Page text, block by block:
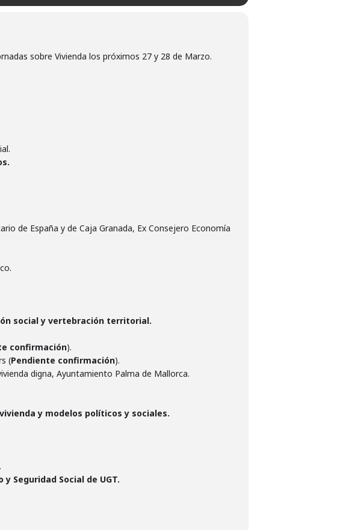
sobre Vivienda los próximos 27 y 28 de Marzo.
de España y de Caja Granada, Ex Consejero Economía
social y vertebración territorial.
confirmación).
(Pendiente confirmación).
digna, Ayuntamiento Palma de Mallorca.
y modelos políticos y sociales.
Seguridad Social de UGT.